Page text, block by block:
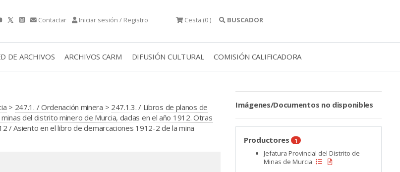
Contactar Iniciar sesión / Registro Cesta (0 ) BUSCADOR
DE ARCHIVOS ARCHIVOS CARM DIFUSIÓN CULTURAL COMISIÓN CALIFICADORA
> 247.1. / Ordenación minera > 247.1.3. / Libros de planos de
del distrito minero de Murcia, dadas en el año 1912. Otras
/ Asiento en el libro de demarcaciones 1912-2 de la mina
Imágenes/Documentos no disponibles
Productores 1
Jefatura Provincial del Distrito de
Minas de Murcia